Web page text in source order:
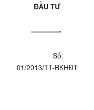
ĐẦU TƯ
————-
Số:
01/2013/TT-BKHĐT